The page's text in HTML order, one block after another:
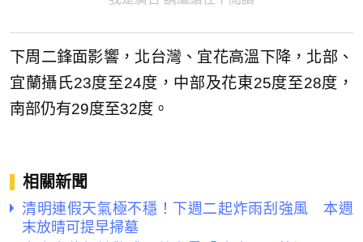
下周二鋒面影響，北台灣、宜花高溫下降，北部、
宜蘭攝氏23度至24度，中部及花東25度至28度，
南部仍有29度至32度。
相關新聞
清明連假天氣極不穩！下週二起炸雨刮強風 本週
末放晴可提早掃墓